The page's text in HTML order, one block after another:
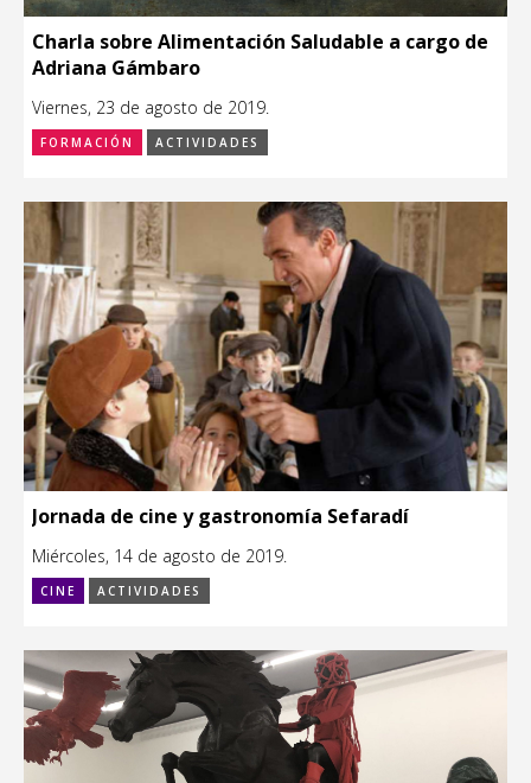
Charla sobre Alimentación Saludable a cargo de
Adriana Gámbaro
Viernes, 23 de agosto de 2019.
FORMACIÓN ACTIVIDADES
Jornada de cine y gastronomía Sefaradí
Miércoles, 14 de agosto de 2019.
CINE ACTIVIDADES